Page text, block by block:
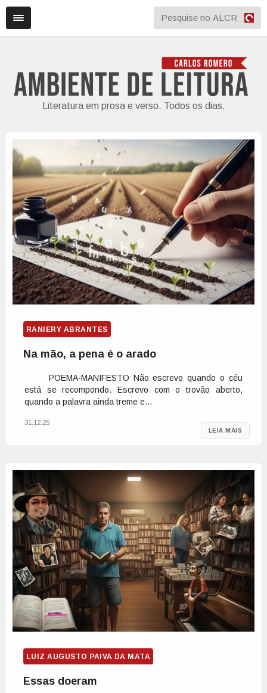
Literatura em prosa e verso. Todos os dias.
RANIERY ABRANTES
Na mão, a pena é o arado
POEMA-MANIFESTO Não escrevo quando o céu
está se recompondo. Escrevo com o trovão aberto,
quando a palavra ainda treme e...
LEIA MAIS
31.12.25
LUIZ AUGUSTO PAIVA DA MATA
Essas doeram